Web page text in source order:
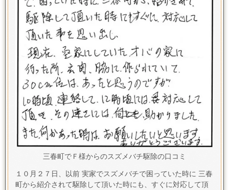
三春町でＦ様からのスズメバチ駆除の口コミ
１０月２７日、以前 実家でスズメバチで困っていた時に 三春
町から紹介されて駆除して頂いた時にも、すぐに対応して頂